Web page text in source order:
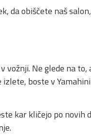
da obiščete naš
vožnji. Ne glede na
boste v
kar kličejo po novih